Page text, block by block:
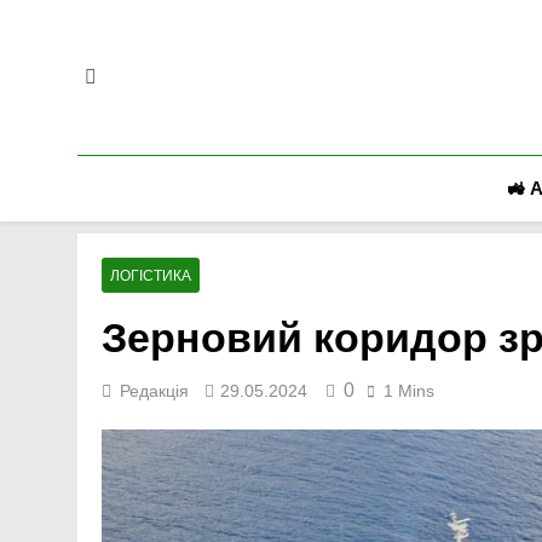
🚜
ЛОГІСТИКА
Зерновий коридор
Редакція 29.05.2024 0 1 Mins